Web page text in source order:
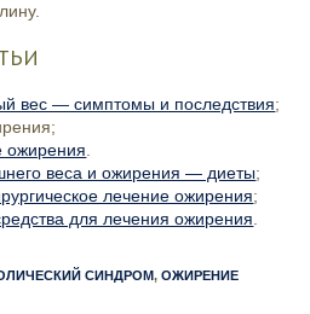
вес — симптомы и последствия;
ожирения.
веса и ожирения — диеты;
лечение ожирения;
для лечения ожирения.
СИНДРОМ, ОЖИРЕНИЕ